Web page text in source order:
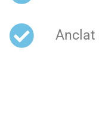
Anclat